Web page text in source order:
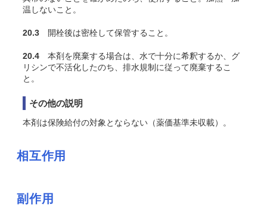
温しないこと。
20.3 開栓後は密栓して保管すること。
20.4 本剤を廃棄する場合は、水で十分に希釈するか、グ
リシンで不活化したのち、排水規制に従って廃棄するこ
と。
その他の説明
本剤は保険給付の対象とならない（薬価基準未収載）。
相互作用
副作用